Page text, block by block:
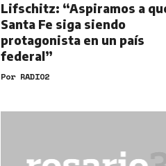
Lifschitz: “Aspiramos a
Santa Fe siga siendo
protagonista en un país
federal”
Por RADIO2